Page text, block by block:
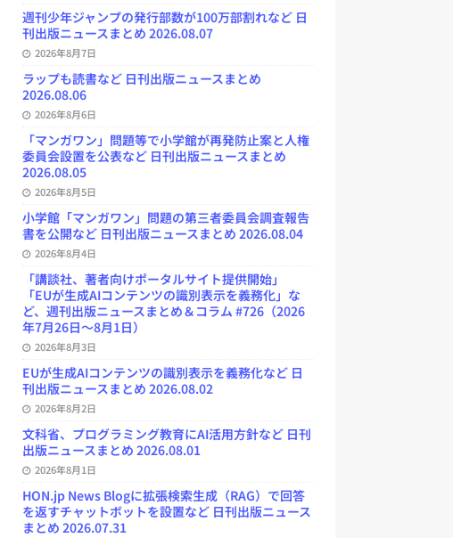
n
e
週刊少年ジャンプの発行部数が100万部割れなど 日
刊出版ニュースまとめ 2026.08.07
2026年8月7日
ラップも読書など 日刊出版ニュースまとめ
2026.08.06
2026年8月6日
「マンガワン」問題等で小学館が再発防止案と人権
委員会設置を公表など 日刊出版ニュースまとめ
2026.08.05
2026年8月5日
小学館「マンガワン」問題の第三者委員会調査報告
書を公開など 日刊出版ニュースまとめ 2026.08.04
2026年8月4日
「講談社、著者向けポータルサイト提供開始」
「EUが生成AIコンテンツの識別表示を義務化」な
ど、週刊出版ニュースまとめ＆コラム #726（2026
年7月26日～8月1日）
2026年8月3日
EUが生成AIコンテンツの識別表示を義務化など 日
刊出版ニュースまとめ 2026.08.02
2026年8月2日
文科省、プログラミング教育にAI活用方針など 日刊
出版ニュースまとめ 2026.08.01
2026年8月1日
HON.jp News Blogに拡張検索生成（RAG）で回答
を返すチャットボットを設置など 日刊出版ニュース
まとめ 2026.07.31